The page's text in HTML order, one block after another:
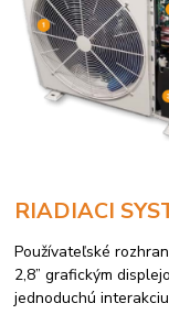
RIADIACI
Používateľské
2,8” grafickým
jednoduchú